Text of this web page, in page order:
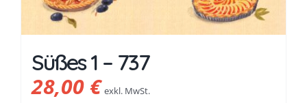
Süßes 1 – 737
28,00€ exkl. MwSt.